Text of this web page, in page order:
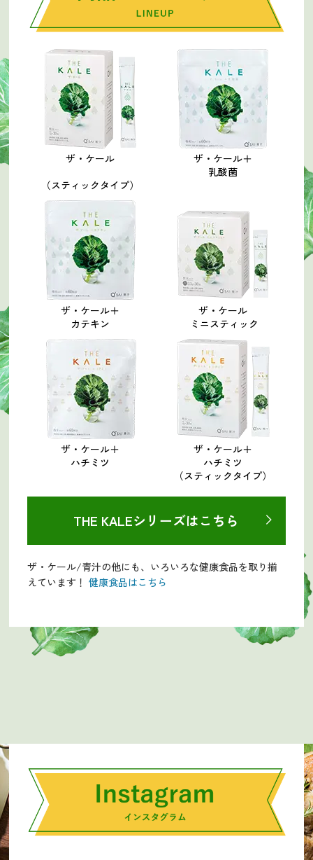
ザ・ケール
（スティックタイプ）
ザ・ケール＋
乳酸菌
ザ・ケール＋
カテキン
ザ・ケール
ミニスティック
ザ・ケール＋
ハチミツ
ザ・ケール＋
ハチミツ
（スティックタイプ）
THE KALEシリーズはこちら
ザ・ケール/青汁の他にも、いろいろな健康食品を取り揃
えています！ 健康食品はこちら